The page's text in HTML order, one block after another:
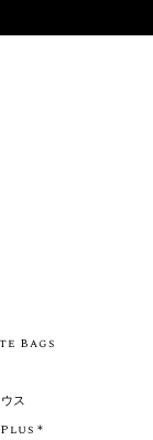
Bags
ス
＊